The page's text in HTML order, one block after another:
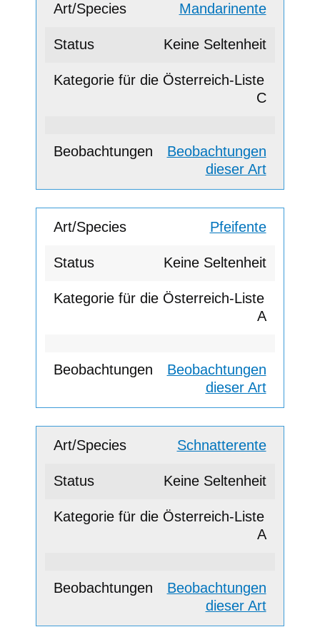
Mandarinente
Keine Seltenheit
C
Beobachtungen
dieser Art
Pfeifente
Keine Seltenheit
A
Beobachtungen
dieser Art
Schnatterente
Keine Seltenheit
A
Beobachtungen
dieser Art